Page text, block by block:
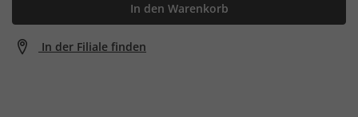
In den Warenkorb
In der Filiale finden